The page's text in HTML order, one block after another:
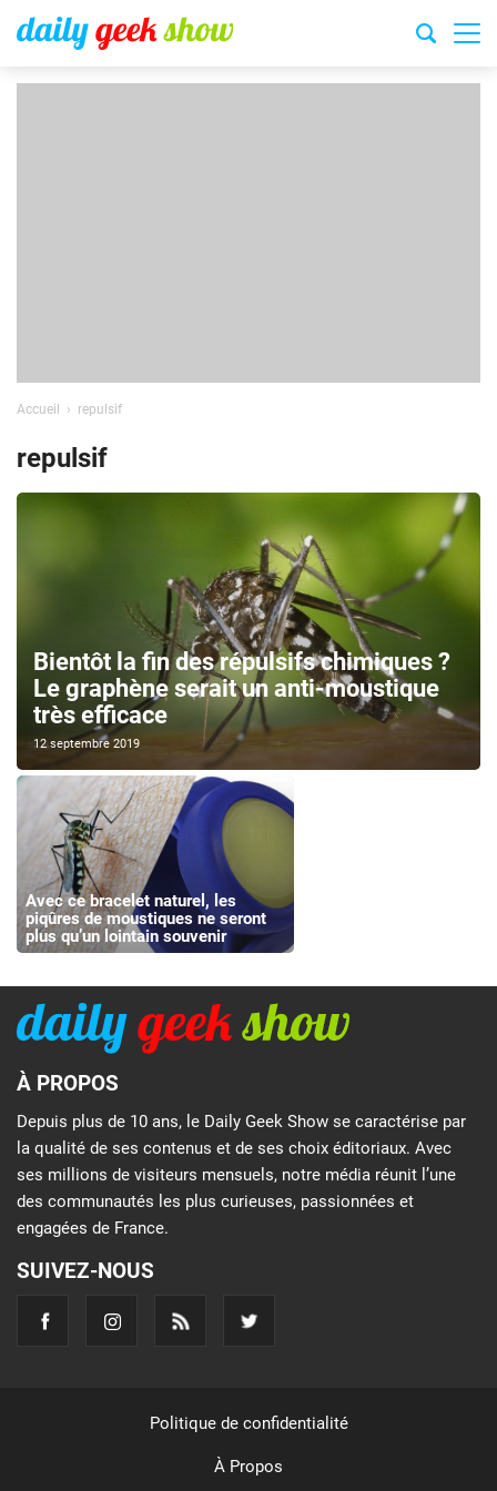
Accueil repulsif
repulsif
Bientôt la fin des répulsifs chimiques ?
Le graphène serait un anti-moustique
très efficace
12 septembre 2019
Avec ce bracelet naturel, les
piqûres de moustiques ne seront
plus qu’un lointain souvenir
À PROPOS
Depuis plus de 10 ans, le Daily Geek Show se caractérise par
la qualité de ses contenus et de ses choix éditoriaux. Avec
ses millions de visiteurs mensuels, notre média réunit l’une
des communautés les plus curieuses, passionnées et
engagées de France.
SUIVEZ-NOUS
Politique de confidentialité
À Propos